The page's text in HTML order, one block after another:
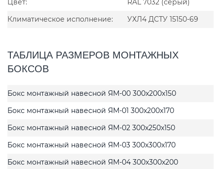
Климатическое исполнение:
УХЛ4 ДСТУ 15150-69
ТАБЛИЦА РАЗМЕРОВ МОНТАЖНЫХ
БОКСОВ
Бокс монтажный навесной ЯМ-00 300x200x150
Бокс монтажный навесной ЯМ-01 300x200x170
Бокс монтажный навесной ЯМ-02 300x250x150
Бокс монтажный навесной ЯМ-03 300x300x170
Бокс монтажный навесной ЯМ-04 300x300x200